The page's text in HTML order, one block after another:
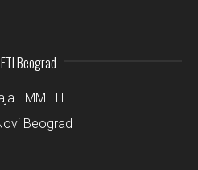
Beograd
EMMETI
Beograd